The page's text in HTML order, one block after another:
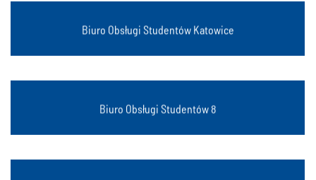
Biuro Obsługi Studentów Katowice
Katowice, ul. Krasińskiego 8
Biuro Obsługi Studentów 8
Gliwice, ul. Konarskiego 18A